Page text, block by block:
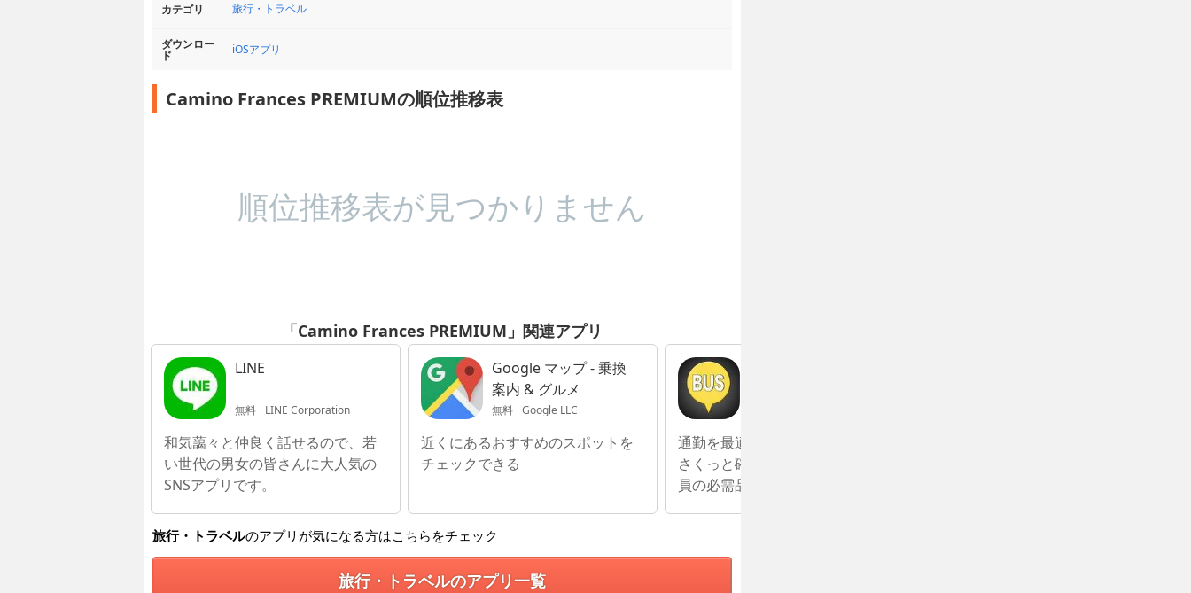
カテゴリ 旅行・トラベル
ダウンロー
ド iOSアプリ
Camino Frances PREMIUMの順位推移表
順位推移表が見つかりません
「Camino Frances PREMIUM」関連アプリ
LINE
無料 LINE Corporation
和気藹々と仲良く話せるので、若
い世代の男女の皆さんに大人気の
SNSアプリです。
Google マップ - 乗換
案内 & グルメ
無料 Google LLC
近くにあるおすすめのスポットを
チェックできる
通勤を最適化！バスの到着時刻が
さくっと確認できるバス移動会社
員の必需品アプリ
旅行・トラベルのアプリが気になる方はこちらをチェック
旅行・トラベルのアプリ一覧